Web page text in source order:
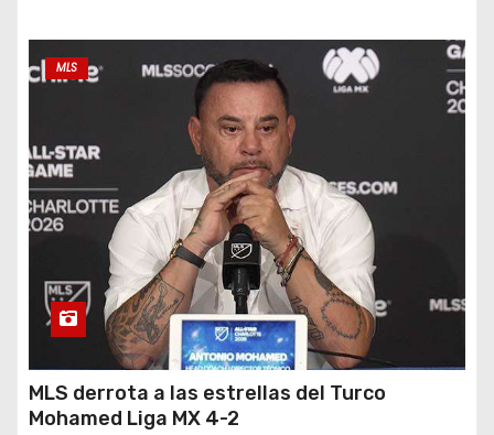
MLS
MLS derrota a las estrellas del Turco
Mohamed Liga MX 4-2